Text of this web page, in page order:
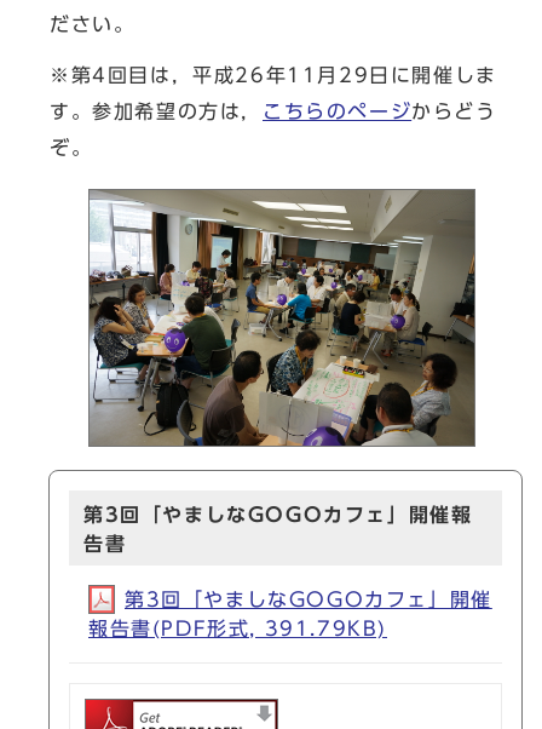
ださい。
※第4回目は，平成26年11月29日に開催しま
す。参加希望の方は，
こちらのページからどう
ぞ。
第3回「やましなGOGOカフェ」開催報
告書
第3回「やましなGOGOカフェ」開催
報告書(PDF形式, 391.79KB)